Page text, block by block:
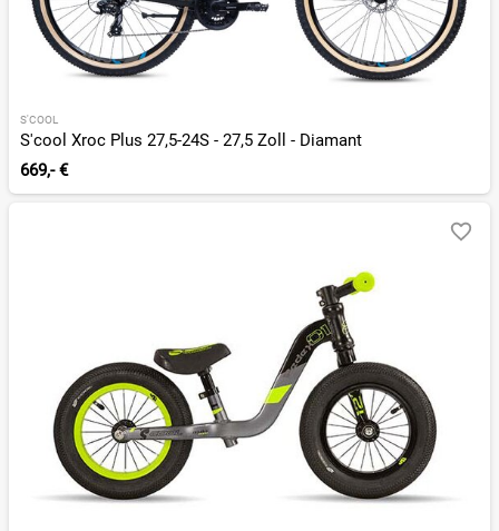
S'COOL
S'cool Xroc Plus 27,5-24S - 27,5 Zoll - Diamant
669,- €